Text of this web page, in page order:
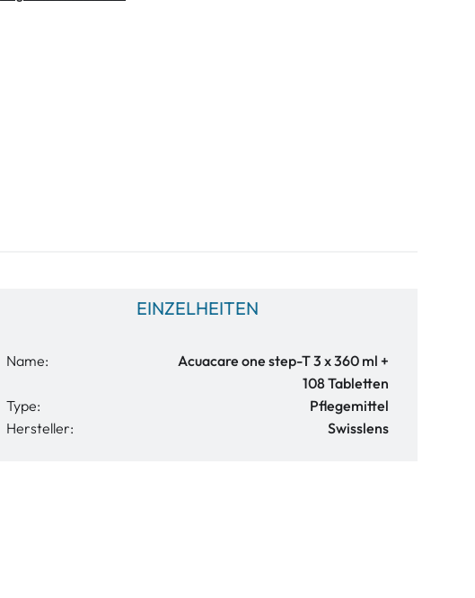
EINZELHEITEN
Name:
Acuacare one step-T 3 x 360 ml +
108 Tabletten
Type:
Pflegemittel
Hersteller:
Swisslens